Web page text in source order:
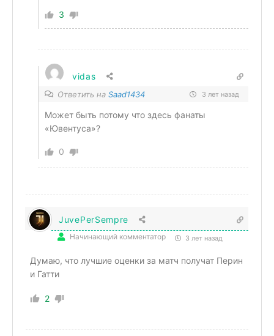
3
vidas
Ответить на Saad1434 3 лет назад
Может быть потому что здесь фанаты
«Ювентуса»?
0
JuvePerSempre
Начинающий комментатор 3 лет назад
Думаю, что лучшие оценки за матч получат Перин
и Гатти
2